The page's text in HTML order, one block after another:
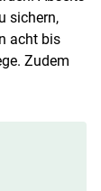
sichern,
acht bis
Zudem